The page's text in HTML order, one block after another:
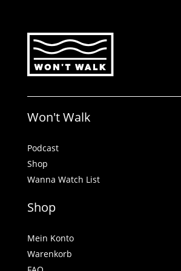
Produktseite
gewählt
werden
Won't Walk
Podcast
Shop
Wanna Watch List
Shop
Mein Konto
Warenkorb